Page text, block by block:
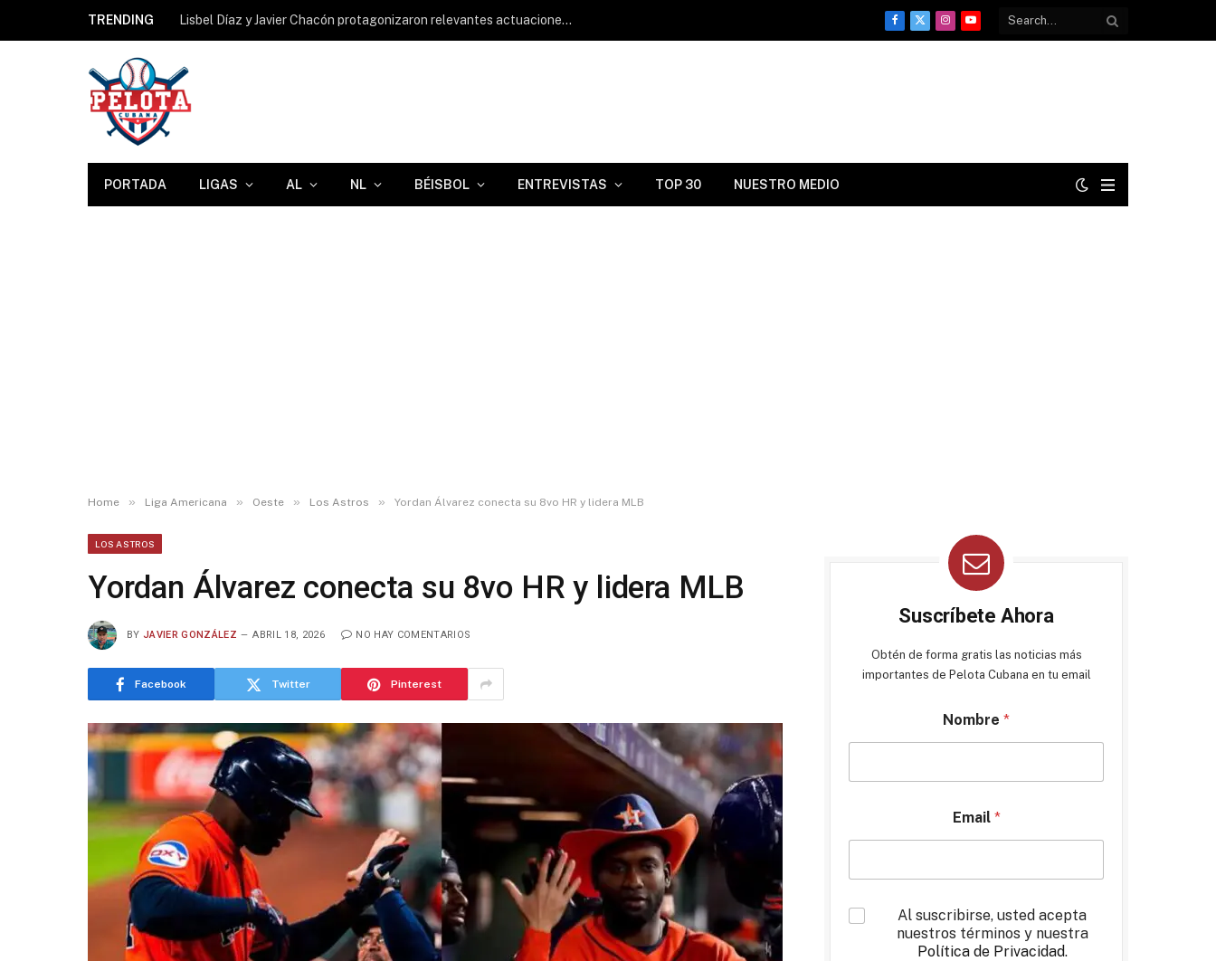
TRENDING Lisbel Díaz y Javier Chacón protagonizaron relevantes actuaciones en Clase A Avanzada
Facebook
X
InstagramYouTube
PORTADA LIGAS AL NL BÉISBOL ENTREVISTAS TOP 30 NUESTRO MEDIO
Home » Liga Americana » Oeste » Los Astros » Yordan Álvarez conecta su 8vo HR y lidera MLB
LOS ASTROS
Yordan Álvarez conecta su 8vo HR y lidera MLB
BY JAVIER GONZÁLEZ ABRIL 18, 2026 NO HAY COMENTARIOS
Facebook Twitter Pinterest
Suscríbete Ahora
Obtén de forma gratis las noticias más
importantes de Pelota Cubana en tu email
Nombre *
Email *
*
Al suscribirse, usted acepta
nuestros términos y nuestra
Política de Privacidad.